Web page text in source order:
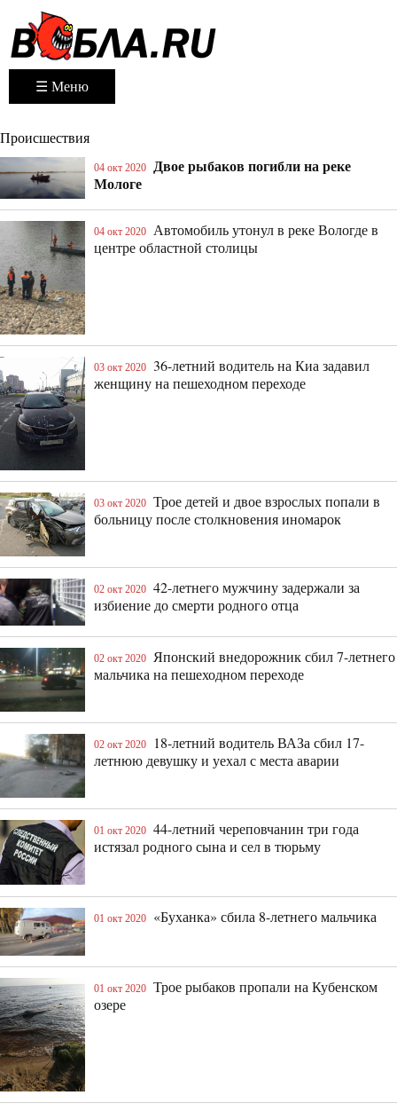
☰ Меню
Происшествия
04 окт 2020 Двое рыбаков погибли на реке
Мологе
04 окт 2020
Автомобиль утонул в реке Вологде в
центре областной столицы
03 окт 2020
36-летний водитель на Киа задавил
женщину на пешеходном переходе
03 окт 2020 Трое детей и двое взрослых попали в
больницу после столкновения иномарок
02 окт 2020 42-летнего мужчину задержали за
избиение до смерти родного отца
02 окт 2020 Японский внедорожник сбил 7-летнего
мальчика на пешеходном переходе
02 окт 2020
18-летний водитель ВАЗа сбил 17-
летнюю девушку и уехал с места аварии
01 окт 2020 44-летний череповчанин три года
истязал родного сына и сел в тюрьму
01 окт 2020 «Буханка» сбила 8-летнего мальчика
01 окт 2020 Трое рыбаков пропали на Кубенском
озере